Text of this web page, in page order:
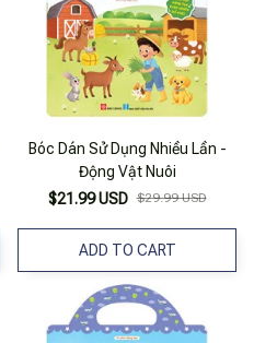
Bóc Dán Sử Dụng Nhiều Lần -
Động Vật Nuôi
$21.99 USD $29.99 USD
ADD TO CART